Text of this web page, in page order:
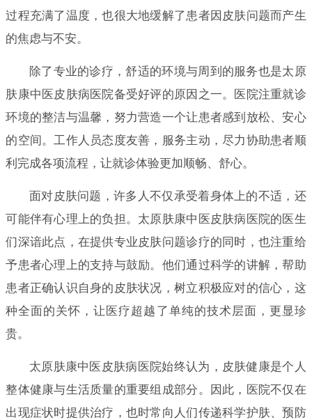
过程充满了温度，也很大地缓解了患者因皮肤问题而产生
的焦虑与不安。
除了专业的诊疗，舒适的环境与周到的服务也是太原
肤康中医皮肤病医院备受好评的原因之一。医院注重就诊
环境的整洁与温馨，努力营造一个让患者感到放松、安心
的空间。工作人员态度友善，服务主动，尽力协助患者顺
利完成各项流程，让就诊体验更加顺畅、舒心。
面对皮肤问题，许多人不仅承受着身体上的不适，还
可能伴有心理上的负担。太原肤康中医皮肤病医院的医生
们深谙此点，在提供专业皮肤问题诊疗的同时，也注重给
予患者心理上的支持与鼓励。他们通过科学的讲解，帮助
患者正确认识自身的皮肤状况，树立积极应对的信心，这
种全面的关怀，让医疗超越了单纯的技术层面，更显珍
贵。
太原肤康中医皮肤病医院始终认为，皮肤健康是个人
整体健康与生活质量的重要组成部分。因此，医院不仅在
出现症状时提供治疗，也时常向人们传递科学护肤、预防